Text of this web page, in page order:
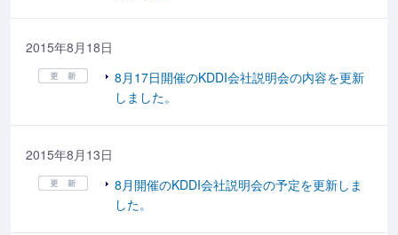
2015年8月18日
8月17日開催のKDDI会社説明会の内容を更新
しました。
2015年8月13日
8月開催のKDDI会社説明会の予定を更新しま
した。